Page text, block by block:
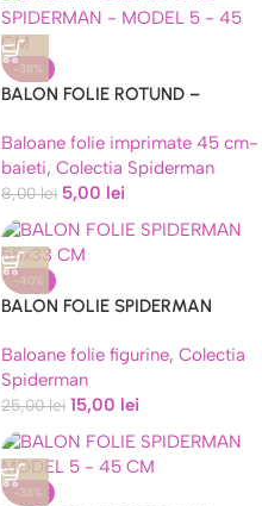
-38%
BALON FOLIE ROTUND –
CM
Baloane folie imprimate 45 cm-
baieti, Colectia Spiderman
8,00lei 5,00 lei
-40%
BALON FOLIE SPIDERMAN
Baloane folie figurine, Colectia
Spiderman
25,00lei 15,00 lei
-38%